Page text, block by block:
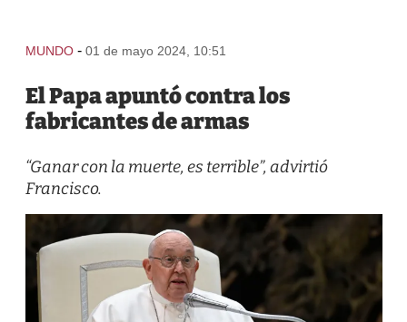
MUNDO - 01 de mayo 2024, 10:51
El Papa apuntó contra los
fabricantes de armas
“Ganar con la muerte, es terrible”, advirtió
Francisco.